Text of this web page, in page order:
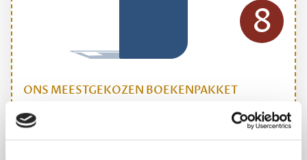
ONS MEESTGEKOZEN BOEKENPAKKET
Dewey Plus
8